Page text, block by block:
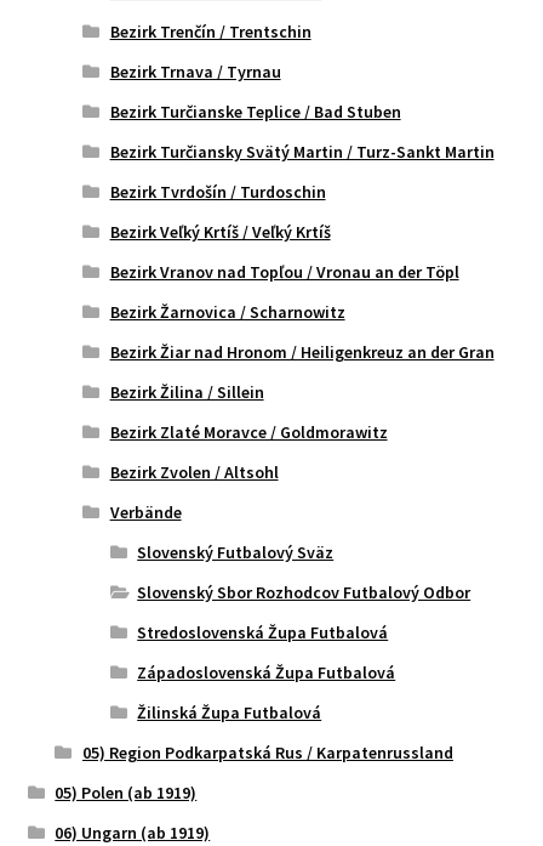
Bezirk Trenčín / Trentschin
Bezirk Trnava / Tyrnau
Bezirk Turčianske Teplice / Bad Stuben
Bezirk Turčiansky Svätý Martin / Turz-Sankt Martin
Bezirk Tvrdošín / Turdoschin
Bezirk Veľký Krtíš / Veľký Krtíš
Bezirk Vranov nad Topľou / Vronau an der Töpl
Bezirk Žarnovica / Scharnowitz
Bezirk Žiar nad Hronom / Heiligenkreuz an der Gran
Bezirk Žilina / Sillein
Bezirk Zlaté Moravce / Goldmorawitz
Bezirk Zvolen / Altsohl
Verbände
Slovenský Futbalový Sväz
Slovenský Sbor Rozhodcov Futbalový Odbor
Stredoslovenská Župa Futbalová
Západoslovenská Župa Futbalová
Žilinská Župa Futbalová
05) Region Podkarpatská Rus / Karpatenrussland
05) Polen (ab 1919)
06) Ungarn (ab 1919)